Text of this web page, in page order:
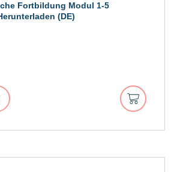
Fortbildung Modul 1-5
(DE)
Ajouter
au
panier